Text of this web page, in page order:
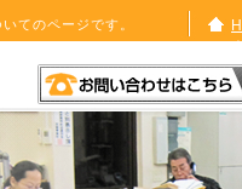
てのページです。